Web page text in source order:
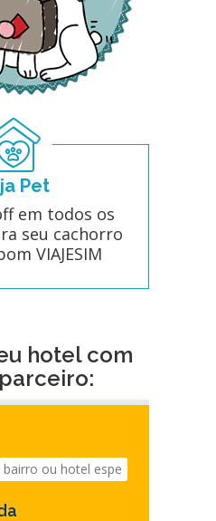
Pet
em todos os
seu cachorro
VIAJESIM
hotel com